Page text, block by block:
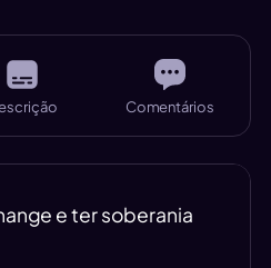
Comentários
e ter soberania